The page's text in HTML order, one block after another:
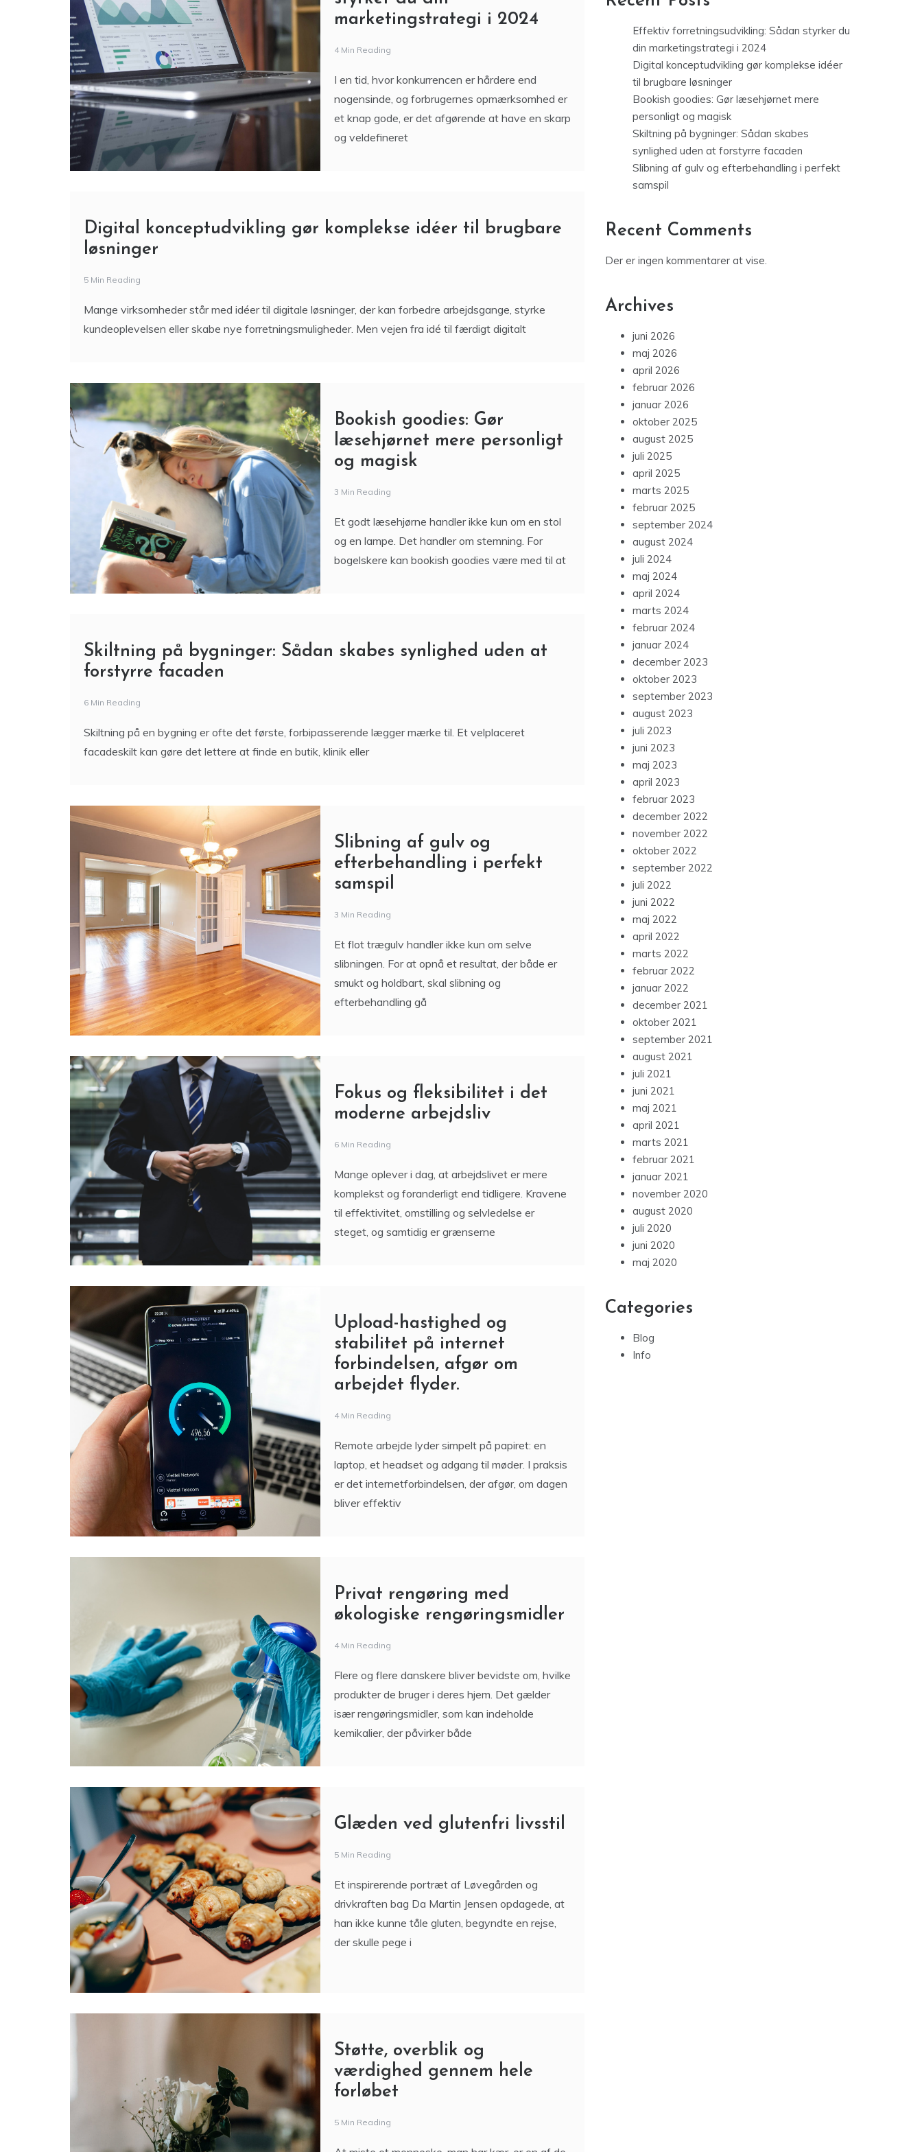
marketingstrategi i 2024
4 Min Reading
I en tid, hvor konkurrencen er hårdere end
nogensinde, og forbrugernes opmærksomhed er
et knap gode, er det afgørende at have en skarp
og veldefineret
Digital konceptudvikling gør komplekse idéer til brugbare
løsninger
5 Min Reading
Mange virksomheder står med idéer til digitale løsninger, der kan forbedre arbejdsgange, styrke
kundeoplevelsen eller skabe nye forretningsmuligheder. Men vejen fra idé til færdigt digitalt
Bookish goodies: Gør
læsehjørnet mere personligt
og magisk
3 Min Reading
Et godt læsehjørne handler ikke kun om en stol
og en lampe. Det handler om stemning. For
bogelskere kan bookish goodies være med til at
Skiltning på bygninger: Sådan skabes synlighed uden at
forstyrre facaden
6 Min Reading
Skiltning på en bygning er ofte det første, forbipasserende lægger mærke til. Et velplaceret
facadeskilt kan gøre det lettere at finde en butik, klinik eller
Slibning af gulv og
efterbehandling i perfekt
samspil
3 Min Reading
Et flot trægulv handler ikke kun om selve
slibningen. For at opnå et resultat, der både er
smukt og holdbart, skal slibning og
efterbehandling gå
Fokus og fleksibilitet i det
moderne arbejdsliv
6 Min Reading
Mange oplever i dag, at arbejdslivet er mere
komplekst og foranderligt end tidligere. Kravene
til effektivitet, omstilling og selvledelse er
steget, og samtidig er grænserne
Upload-hastighed og
stabilitet på internet
forbindelsen, afgør om
arbejdet flyder.
4 Min Reading
Remote arbejde lyder simpelt på papiret: en
laptop, et headset og adgang til møder. I praksis
er det internetforbindelsen, der afgør, om dagen
bliver effektiv
Privat rengøring med
økologiske rengøringsmidler
4 Min Reading
Flere og flere danskere bliver bevidste om, hvilke
produkter de bruger i deres hjem. Det gælder
især rengøringsmidler, som kan indeholde
kemikalier, der påvirker både
Glæden ved glutenfri livsstil
5 Min Reading
Et inspirerende portræt af Løvegården og
drivkraften bag Da Martin Jensen opdagede, at
han ikke kunne tåle gluten, begyndte en rejse,
der skulle pege i
Støtte, overblik og
værdighed gennem hele
forløbet
5 Min Reading
Effektiv forretningsudvikling: Sådan styrker du
din marketingstrategi i 2024
Digital konceptudvikling gør komplekse idéer
til brugbare løsninger
Bookish goodies: Gør læsehjørnet mere
personligt og magisk
Skiltning på bygninger: Sådan skabes
synlighed uden at forstyrre facaden
Slibning af gulv og efterbehandling i perfekt
samspil
Recent Comments
Der er ingen kommentarer at vise.
Archives
juni 2026
maj 2026
april 2026
februar 2026
januar 2026
oktober 2025
august 2025
juli 2025
april 2025
marts 2025
februar 2025
september 2024
august 2024
juli 2024
maj 2024
april 2024
marts 2024
februar 2024
januar 2024
december 2023
oktober 2023
september 2023
august 2023
juli 2023
juni 2023
maj 2023
april 2023
februar 2023
december 2022
november 2022
oktober 2022
september 2022
juli 2022
juni 2022
maj 2022
april 2022
marts 2022
februar 2022
januar 2022
december 2021
oktober 2021
september 2021
august 2021
juli 2021
juni 2021
maj 2021
april 2021
marts 2021
februar 2021
januar 2021
november 2020
august 2020
juli 2020
juni 2020
maj 2020
Categories
Blog
Info